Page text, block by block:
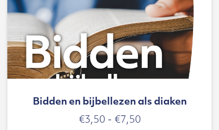
Bidden en bijbellezen als diaken
€3,50 - €7,50Prijsklasse: